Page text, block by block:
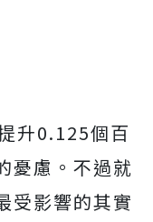
升0.125個百
憂慮。不過就
受影響的其實